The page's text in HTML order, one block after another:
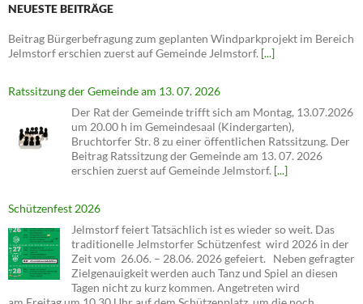
NEUESTE BEITRÄGE
Ratssitzung der Gemeinde am 13. 07. 2026
Der Rat der Gemeinde trifft sich am Montag, 13.07.2026
Bruchtorfer Str. 8 zu einer öffentlichen Ratssitzung. Der
Beitrag Ratssitzung der Gemeinde am 13. 07. 2026
erschien zuerst auf Gemeinde Jelmstorf.[...]
Schützenfest 2026
Jelmstorf feiert Tatsächlich ist es wieder so weit. Das
Zeit vom 26.06. – 28.06. 2026 gefeiert. Neben gefragter
Zielgenauigkeit werden auch Tanz und Spiel an diesen
Tagen nicht zu kurz kommen. Angetreten wird
am Freitag um 10.30 Uhr auf dem Schützenplatz, um die noch
amtierende Majestät Torsten Diminoi abzuholen. Gestärkt und …
Schützenfest 2026 weiterlesen → Der Beitrag Schützenfest 2026
erschien zuerst auf Gemeinde Jelmstorf.[...]